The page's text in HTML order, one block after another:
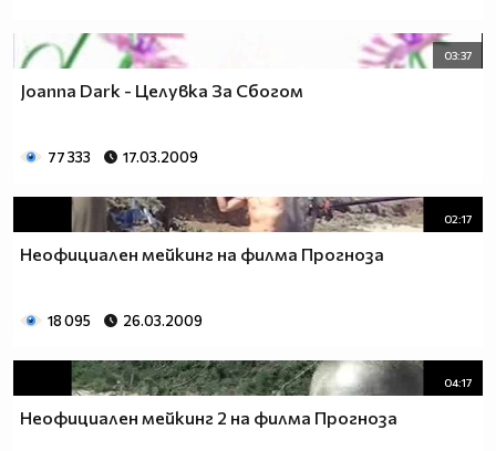
03:37
Joanna Dark - Целувка За Сбогом
77 333 17.03.2009
02:17
Неофициален мейкинг на филма Прогноза
18 095 26.03.2009
04:17
Неофициален мейкинг 2 на филма Прогноза